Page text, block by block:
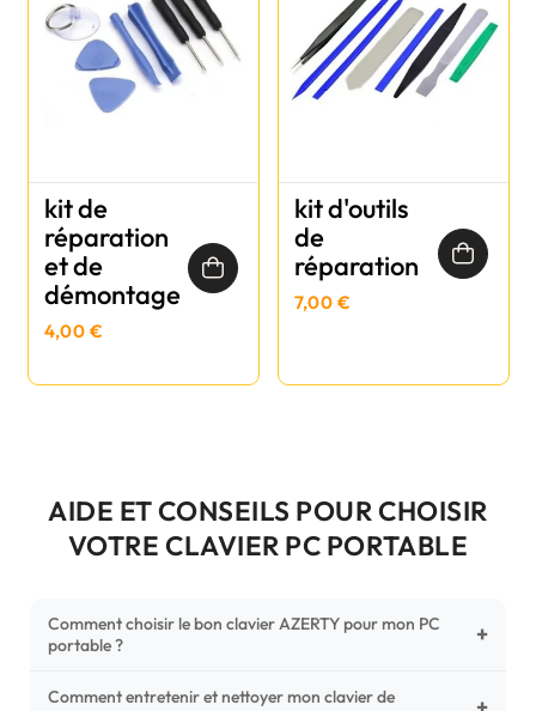
kit de
réparation
et de
démontage
4,00 €
kit d'outils
de
réparation
7,00 €
AIDE ET CONSEILS POUR CHOISIR
VOTRE CLAVIER PC PORTABLE
Comment choisir le bon clavier AZERTY pour mon PC
portable ?
+
Pour ne pas vous tromper, vérifiez trois points critiques sur
Comment entretenir et nettoyer mon clavier de